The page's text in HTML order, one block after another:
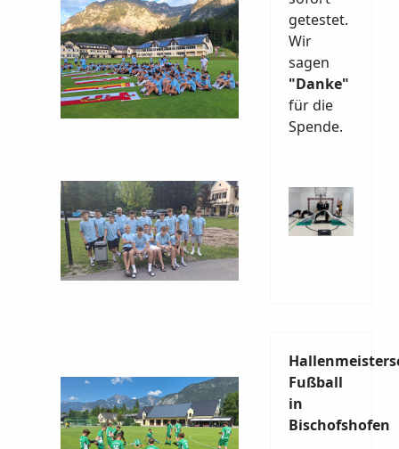
getestet.
Wir
sagen
"Danke"
für die
Spende.
Fußball
in
Bischofshofen